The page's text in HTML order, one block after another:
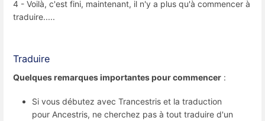
4 - Voilà, c'est fini, maintenant, il n'y a plus qu'à commencer à
traduire.....
Traduire
Quelques remarques importantes pour commencer :
Si vous débutez avec Trancestris et la traduction
pour Ancestris, ne cherchez pas à tout traduire d'un